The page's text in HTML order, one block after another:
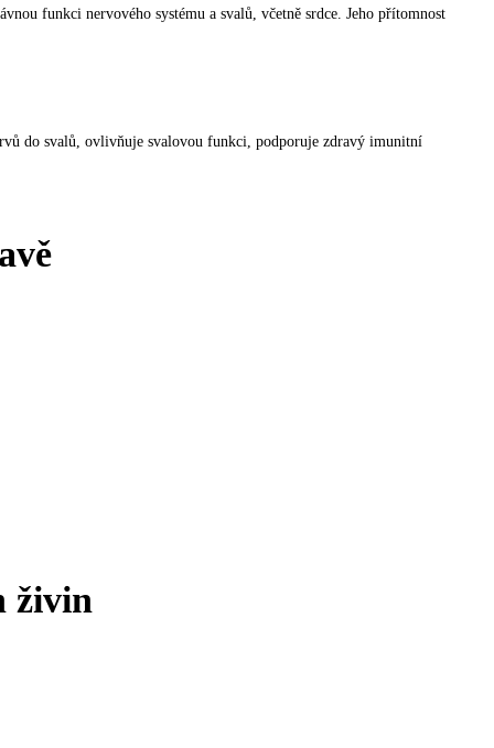
funkci nervového systému a svalů, včetně srdce. Jeho přítomnost
do svalů, ovlivňuje svalovou funkci, podporuje zdravý imunitní
živin